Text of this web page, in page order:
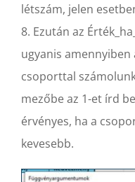
létszám, jelen
8. Ezután az
ugyanis amennyiben
csoporttal
mezőbe az 1-et írd
érvényes, ha a
kevesebb.